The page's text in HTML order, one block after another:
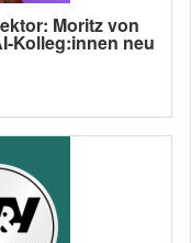
Moritz von
Kolleg:innen neu